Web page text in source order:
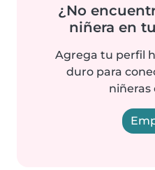
¿No
niñera en
Agrega tu perfil
duro para
niñeras